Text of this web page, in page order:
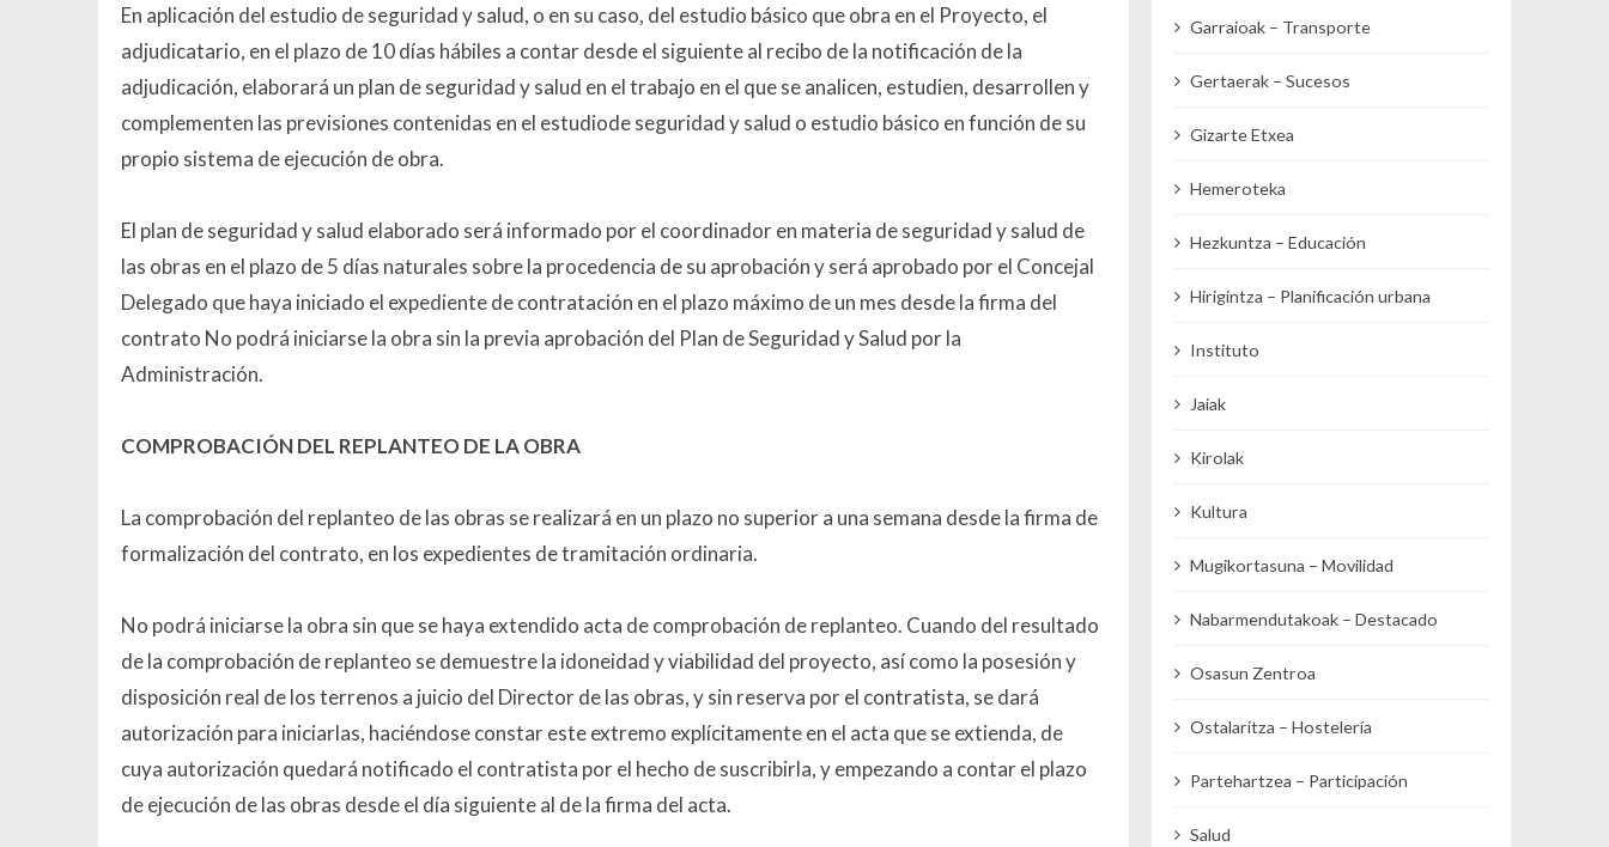
En aplicación del estudio de seguridad y salud, o en su caso, del estudio básico que obra en el Proyecto, el
adjudicatario, en el plazo de 10 días hábiles a contar desde el siguiente al recibo de la notificación de la
adjudicación, elaborará un plan de seguridad y salud en el trabajo en el que se analicen, estudien, desarrollen y
complementen las previsiones contenidas en el estudiode seguridad y salud o estudio básico en función de su
propio sistema de ejecución de obra.
El plan de seguridad y salud elaborado será informado por el coordinador en materia de seguridad y salud de
las obras en el plazo de 5 días naturales sobre la procedencia de su aprobación y será aprobado por el Concejal
Delegado que haya iniciado el expediente de contratación en el plazo máximo de un mes desde la firma del
contrato No podrá iniciarse la obra sin la previa aprobación del Plan de Seguridad y Salud por la
Administración.
COMPROBACIÓN DEL REPLANTEO DE LA OBRA
La comprobación del replanteo de las obras se realizará en un plazo no superior a una semana desde la firma de
formalización del contrato, en los expedientes de tramitación ordinaria.
No podrá iniciarse la obra sin que se haya extendido acta de comprobación de replanteo. Cuando del resultado
de la comprobación de replanteo se demuestre la idoneidad y viabilidad del proyecto, así como la posesión y
disposición real de los terrenos a juicio del Director de las obras, y sin reserva por el contratista, se dará
autorización para iniciarlas, haciéndose constar este extremo explícitamente en el acta que se extienda, de
cuya autorización quedará notificado el contratista por el hecho de suscribirla, y empezando a contar el plazo
de ejecución de las obras desde el día siguiente al de la firma del acta.
Garraioak – Transporte
Gertaerak – Sucesos
Gizarte Etxea
Hemeroteka
Hezkuntza – Educación
Hirigintza – Planificación urbana
Instituto
Jaiak
Kirolak
Kultura
Mugikortasuna – Movilidad
Nabarmendutakoak – Destacado
Osasun Zentroa
Ostalaritza – Hostelería
Partehartzea – Participación
Salud